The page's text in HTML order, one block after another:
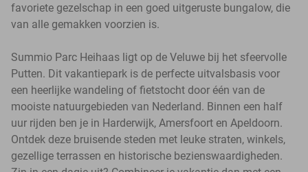
favoriete gezelschap in een goed uitgeruste bungalow, die
van alle gemakken voorzien is.
Summio Parc Heihaas ligt op de Veluwe bij het sfeervolle
Putten. Dit vakantiepark is de perfecte uitvalsbasis voor
een heerlijke wandeling of fietstocht door één van de
mooiste natuurgebieden van Nederland. Binnen een half
uur rijden ben je in Harderwijk, Amersfoort en Apeldoorn.
Ontdek deze bruisende steden met leuke straten, winkels,
gezellige terrassen en historische bezienswaardigheden.